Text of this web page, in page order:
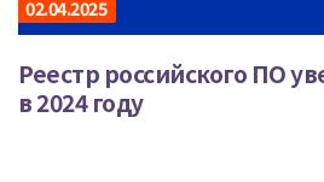
02.04.2025
Реестр российского ПО
в 2024 году